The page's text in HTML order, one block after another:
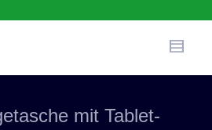
mit Tablet-